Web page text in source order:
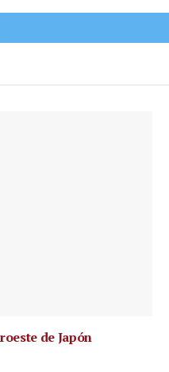
de Japón